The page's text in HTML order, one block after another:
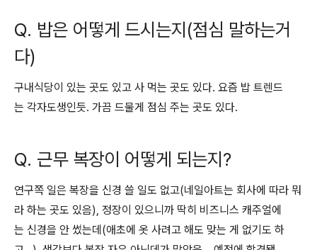
Q. 밥은 어떻게 드시는지(점심 말하는거
다)
구내식당이 있는 곳도 있고 사 먹는 곳도 있다. 요즘 밥 트렌드
는 각자도생인듯. 가끔 드물게 점심 주는 곳도 있다.
Q. 근무 복장이 어떻게 되는지?
연구쪽 일은 복장을 신경 쓸 일도 없고(네일아트는 회사에 따라 뭐
라 하는 곳도 있음), 정장이 있으니까 딱히 비즈니스 캐주얼에
는 신경을 안 썼는데(애초에 옷 사려고 해도 맞는 게 없기도 하